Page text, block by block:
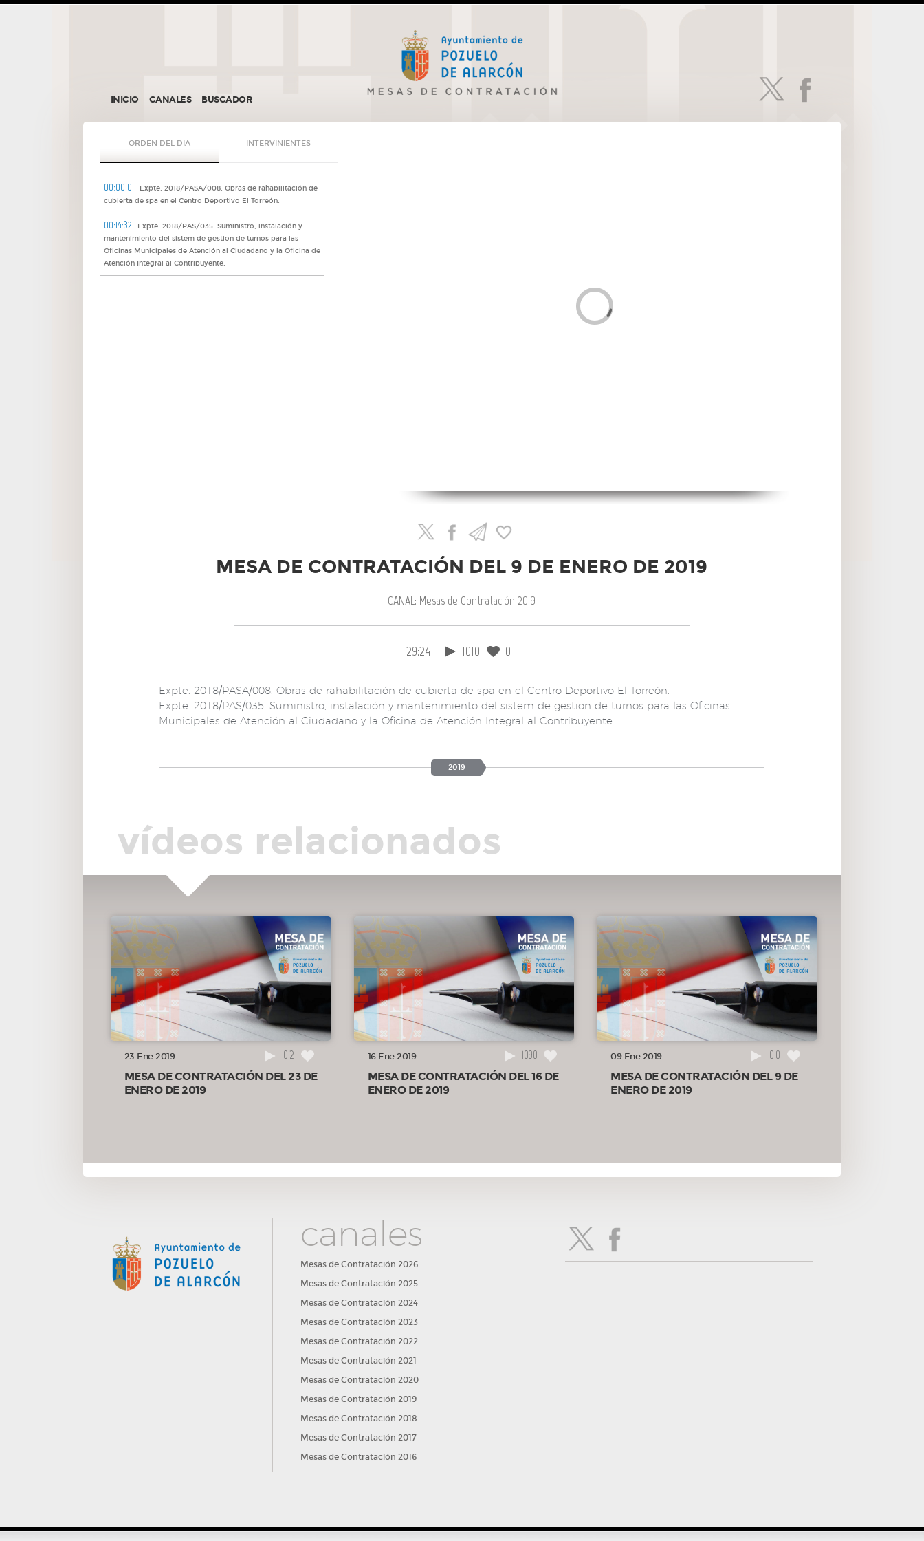
INICIO CANALES BUSCADOR
ORDEN DEL DIA INTERVINIENTES
00:00:01
Expte. 2018/PASA/008. Obras de rahabilitación de
cubierta de spa en el Centro Deportivo El Torreón.
00:14:32
Expte. 2018/PAS/035. Suministro, instalación y
mantenimiento del sistem de gestion de turnos para las
Oficinas Municipales de Atención al Ciudadano y la Oficina de
Atención Integral al Contribuyente.
MESA DE CONTRATACIÓN DEL 9 DE ENERO DE 2019
CANAL: Mesas de Contratación 2019
29:24 1010 0
Expte. 2018/PASA/008. Obras de rahabilitación de cubierta de spa en el Centro Deportivo El Torreón.
Expte. 2018/PAS/035. Suministro, instalación y mantenimiento del sistem de gestion de turnos para las Oficinas
Municipales de Atención al Ciudadano y la Oficina de Atención Integral al Contribuyente.
2019
vídeos relacionados
23 Ene 2019 1012
MESA DE CONTRATACIÓN DEL 23 DE
ENERO DE 2019
16 Ene 2019 1090
MESA DE CONTRATACIÓN DEL 16 DE
ENERO DE 2019
09 Ene 2019 1010
MESA DE CONTRATACIÓN DEL 9 DE
ENERO DE 2019
canales
Mesas de Contratación 2026
Mesas de Contratación 2025
Mesas de Contratación 2024
Mesas de Contratación 2023
Mesas de Contratación 2022
Mesas de Contratación 2021
Mesas de Contratación 2020
Mesas de Contratación 2019
Mesas de Contratación 2018
Mesas de Contratación 2017
Mesas de Contratación 2016